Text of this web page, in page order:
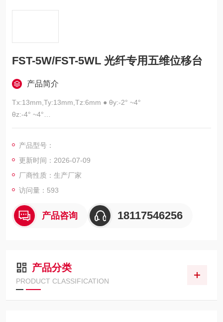
FST-5W/FST-5WL 光纤专用五维位移台
产品简介
Tx:13mm,Ty:13mm,Tz:6mm ● θy:-2° ~4°
θz:-4° ~4°
灵敏度：≤ 1μm
产品型号：
更新时间：2026-07-09
厂商性质：生产厂家
访问量：593
产品咨询 18117546256
产品分类
PRODUCT CLASSIFICATION